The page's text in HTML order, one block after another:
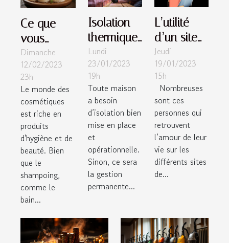
Ce que
vous
devez
savoir sur
le
shampoing
solide
Dimanche
12/02/2023
23h
Le monde des
cosmétiques
est riche en
produits
d'hygiène et de
beauté. Bien
que le
shampoing,
comme le
bain...
Isolation
thermique
d’un
logement :
quels sont
les types
d’isolants
les plus
connus ?
Lundi
23/01/2023
19h
Toute maison
a besoin
d’isolation bien
mise en place
et
opérationnelle.
Sinon, ce sera
la gestion
permanente...
L’utilité
d’un site
de
rencontre
adultère
Jeudi
19/01/2023
15h
Nombreuses
sont ces
personnes qui
retrouvent
l’amour de leur
vie sur les
différents sites
de...